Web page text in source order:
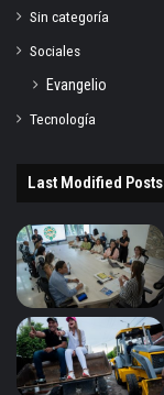
Sin categoría
Sociales
Evangelio
Tecnología
Last Modified Posts